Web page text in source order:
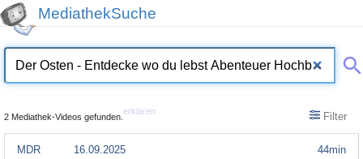
MediathekSuche
2 Mediathek-Videos gefunden.
erklären Filter
44min
MDR
16.09.2025